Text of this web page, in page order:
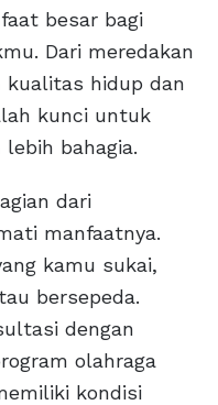
besar bagi
Dari meredakan
kualitas hidup dan
kunci untuk
bahagia.
dari
manfaatnya.
kamu sukai,
bersepeda.
dengan
olahraga
kondisi